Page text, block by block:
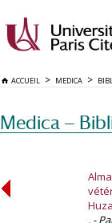
ACCUEIL MEDICA
Medica —
. -